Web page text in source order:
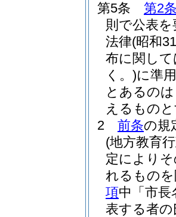
第5条
第2
則で公表
法律(昭和
布に関し
く。)に準
とあるの
えるもの
2
前条の規
(地方教育
定により
れるもの
項中「市
表する者